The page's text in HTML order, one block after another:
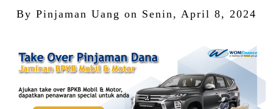
By Pinjaman Uang on Senin, April 8, 2024